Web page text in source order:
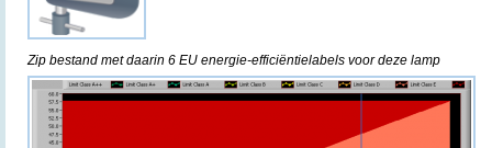
Zip bestand met daarin 6 EU energie-efficiëntielabels voor deze lamp